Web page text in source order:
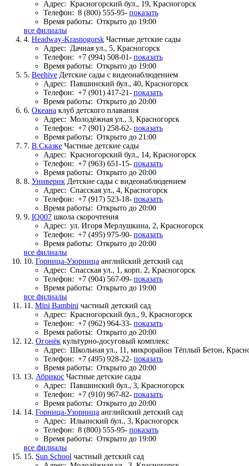
Адрес: Красногорский бул., 19, Красногорск
Телефон: 8 (800) 555-95- показать
Время работы: Открыто до 19:00
все филиалы
4. Headway-Krasnogorsk Частные детские сады
Адрес: Дачная ул., 5, Красногорск
Телефон: +7 (994) 508-01- показать
Время работы: Открыто до 19:00
5. Beehive Детские сады с видеонаблюдением
Адрес: Павшинский бул., 40, Красногорск
Телефон: +7 (901) 417-21- показать
Время работы: Открыто до 20:00
6. Океана клуб детского плавания
Адрес: Молодёжная ул., 3, Красногорск
Телефон: +7 (901) 258-62- показать
Время работы: Открыто до 21:00
7. В Сказке Частные детские сады
Адрес: Красногорский бул., 14, Красногорск
Телефон: +7 (963) 651-15- показать
Время работы: Открыто до 20:00
8. Универик Детские сады с видеонаблюдением
Адрес: Спасская ул., 4, Красногорск
Телефон: +7 (917) 523-18- показать
Время работы: Открыто до 20:00
9. IQ007 школа скорочтения
Адрес: ул. Игоря Мерлушкина, 2, Красногорск
Телефон: +7 (495) 975-90- показать
Время работы: Открыто до 20:00
все филиалы
10. Горница-Узорница английский детский сад
Адрес: Спасская ул., 1, корп. 2, Красногорск
Телефон: +7 (904) 567-09- показать
Время работы: Открыто до 19:00
все филиалы
11. Mini Bambini частный детский сад
Адрес: Красногорский бул., 9, Красногорск
Телефон: +7 (962) 964-33- показать
Время работы: Открыто до 20:00
12. Огонёк культурно-досуговый комплекс
Адрес: Школьная ул., 11, микрорайон Тёплый Бетон,
Телефон: +7 (495) 928-22- показать
Время работы: Открыто до 20:00
13. Абрикос Частные детские сады
Адрес: Павшинский бул., 3, Красногорск
Телефон: +7 (910) 967-82- показать
Время работы: Открыто до 20:00
14. Горница-Узорница английский детский сад
Адрес: Ильинский бул., 3, Красногорск
Телефон: 8 (800) 555-95- показать
Время работы: Открыто до 19:00
все филиалы
15. Sun School частный детский сад